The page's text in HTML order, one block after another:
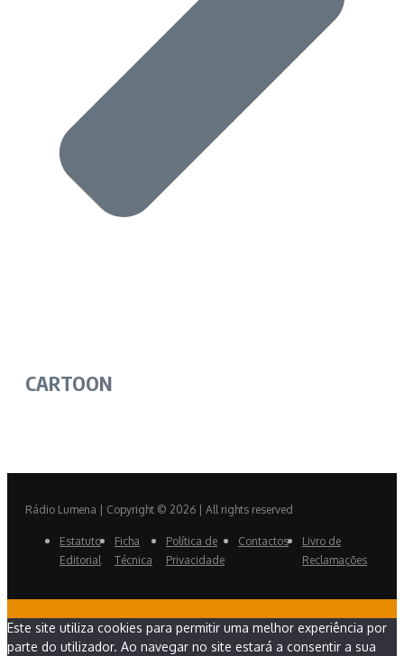
CARTOON
Rádio Lumena | Copyright © 2026 | All rights reserved
Estatuto
Editorial
Ficha
Técnica
Política de
Privacidade
Contactos
Livro de
Reclamações
Este site utiliza cookies para permitir uma melhor experiência por
parte do utilizador. Ao navegar no site estará a consentir a sua